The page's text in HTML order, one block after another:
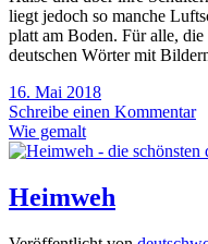
liegt jedoch so manche
platt am Boden. Für alle,
deutschen Wörter mit
16. Mai 2018
Schreibe einen Kommentar
Wie gemalt
Heimweh